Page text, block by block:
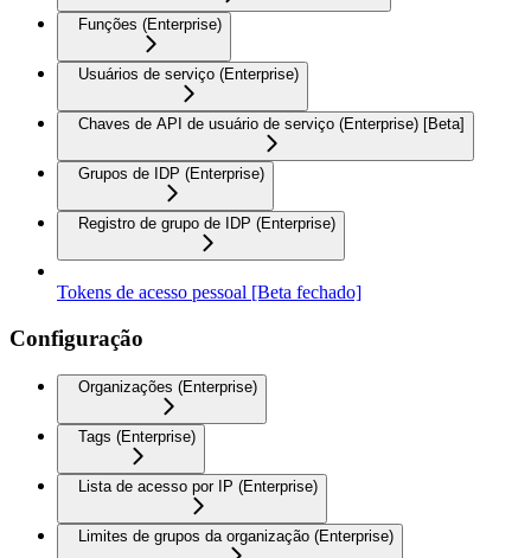
Funções (Enterprise)
Usuários de serviço (Enterprise)
Chaves de API de usuário de serviço (Enterprise) [Beta]
Grupos de IDP (Enterprise)
Registro de grupo de IDP (Enterprise)
Tokens de acesso pessoal [Beta fechado]
Configuração
Organizações (Enterprise)
Tags (Enterprise)
Lista de acesso por IP (Enterprise)
Limites de grupos da organização (Enterprise)